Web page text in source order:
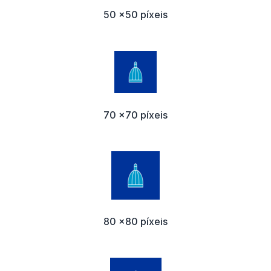
50 x50 píxeis
70 x70 píxeis
80 x80 píxeis